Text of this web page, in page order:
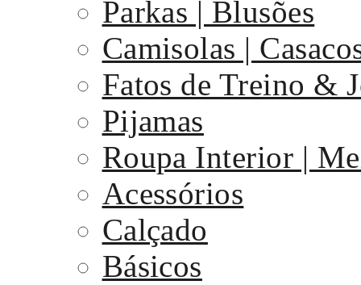
Parkas | Blusões
Camisolas |
Fatos de Treino &
Pijamas
Roupa Interior |
Acessórios
Calçado
Básicos